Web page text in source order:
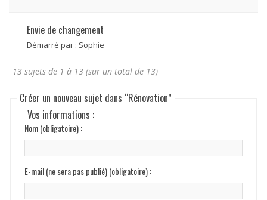
Envie de changement
Démarré par : Sophie
13 sujets de 1 à 13 (sur un total de 13)
Créer un nouveau sujet dans “Rénovation”
Vos informations :
Nom (obligatoire) :
E-mail (ne sera pas publié) (obligatoire) :